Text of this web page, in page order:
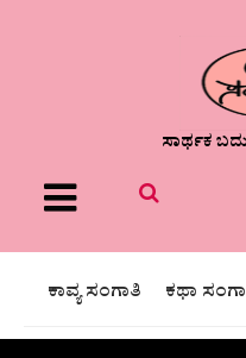
ಸಾರ್ಥಕ
Menu
ಕಾವ್ಯ ಸಂಗಾತಿ ಕಥಾ